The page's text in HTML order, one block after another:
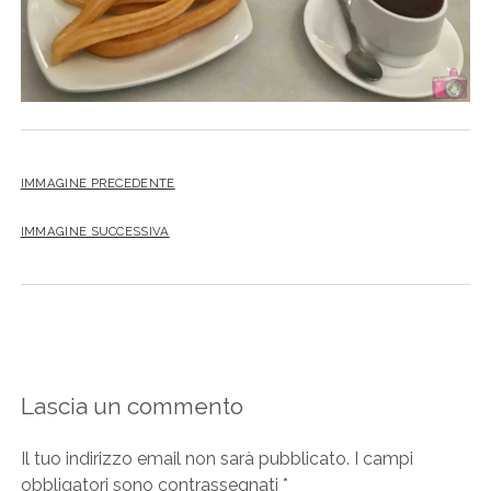
IMMAGINE PRECEDENTE
IMMAGINE SUCCESSIVA
Lascia un commento
Il tuo indirizzo email non sarà pubblicato.
I campi
obbligatori sono contrassegnati *